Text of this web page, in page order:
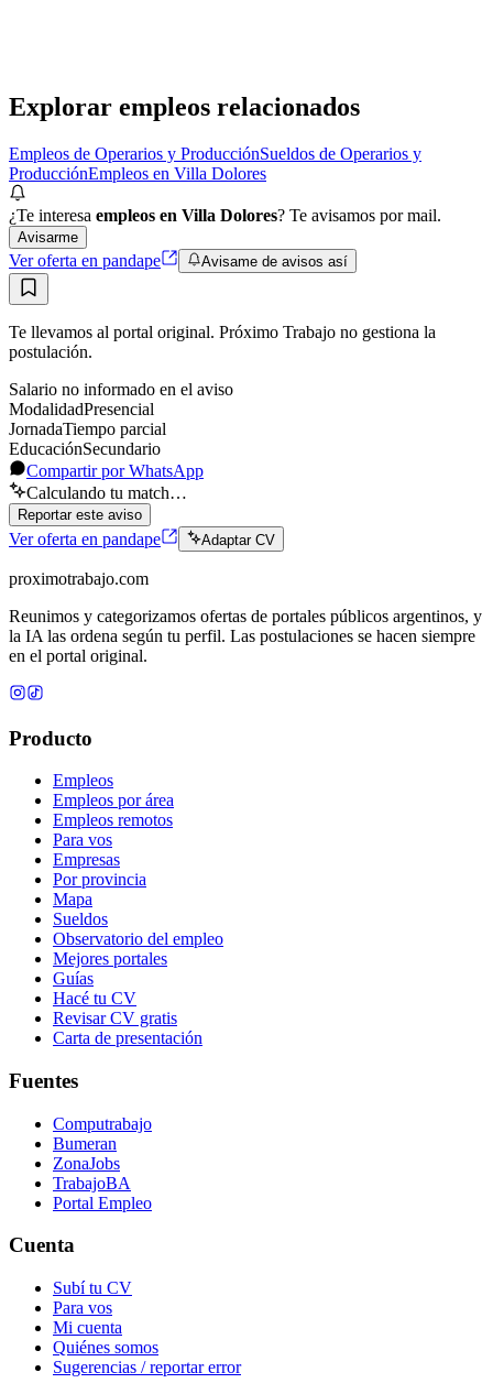
Explorar empleos relacionados
Empleos de Operarios y ProducciónSueldos de Operarios y
ProducciónEmpleos en Villa Dolores
¿Te interesa empleos en Villa Dolores? Te avisamos por mail.
Avisarme
Ver oferta en pandape Avisame de avisos así
Te llevamos al portal original. Próximo Trabajo no gestiona la
postulación.
Salario no informado en el aviso
ModalidadPresencial
JornadaTiempo parcial
EducaciónSecundario
Compartir por WhatsApp
Calculando tu match…
Reportar este aviso
Ver oferta en pandape Adaptar CV
proximotrabajo.com
Reunimos y categorizamos ofertas de portales públicos argentinos, y
la IA las ordena según tu perfil. Las postulaciones se hacen siempre
en el portal original.
Producto
Empleos
Empleos por área
Empleos remotos
Para vos
Empresas
Por provincia
Mapa
Sueldos
Observatorio del empleo
Mejores portales
Guías
Hacé tu CV
Revisar CV gratis
Carta de presentación
Fuentes
Computrabajo
Bumeran
ZonaJobs
TrabajoBA
Portal Empleo
Cuenta
Subí tu CV
Para vos
Mi cuenta
Quiénes somos
Sugerencias / reportar error